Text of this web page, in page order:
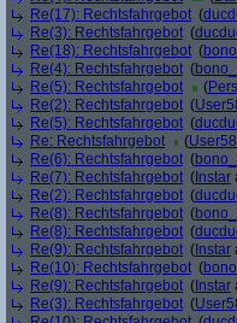
Re(17): Rechtsfahrgebot (
Re(3): Rechtsfahrgebot (
Re(18): Rechtsfahrgebot (
Re(4): Rechtsfahrgebot (
Re(5): Rechtsfahrgebot
(
Re(2): Rechtsfahrgebot (
Re(5): Rechtsfahrgebot (
Re: Rechtsfahrgebot
(
Re(6): Rechtsfahrgebot (
Re(7): Rechtsfahrgebot ( Instar
Re(2): Rechtsfahrgebot (
Re(8): Rechtsfahrgebot (
Re(8): Rechtsfahrgebot (
Re(9): Rechtsfahrgebot ( Instar
Re(10): Rechtsfahrgebot (
Re(9): Rechtsfahrgebot ( Instar
Re(3): Rechtsfahrgebot (